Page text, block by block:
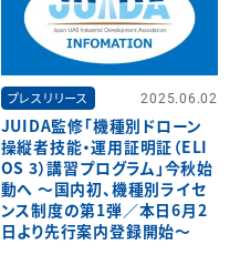
プレスリリース 2025.06.02
JUIDA監修「機種別ドローン
操縦者技能・運用証明証（ELI
OS 3）講習プログラム」今秋始
動へ ～国内初、機種別ライセ
ンス制度の第1弾／本日6月2
日より先行案内登録開始～